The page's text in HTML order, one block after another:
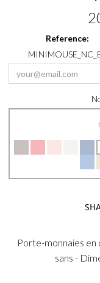
Reference:
Porte-monnaies
sans -